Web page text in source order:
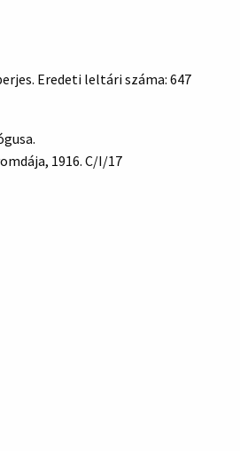
Eredeti leltári száma: 647
1916. C/I/17